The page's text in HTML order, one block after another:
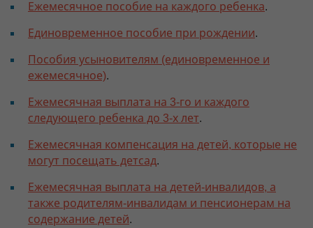
Ежемесячное пособие на каждого ребенка.
Единовременное пособие при рождении.
Пособия усыновителям (единовременное и
ежемесячное).
Ежемесячная выплата на 3-го и каждого
следующего ребенка до 3-х лет.
Ежемесячная компенсация на детей, которые не
могут посещать детсад.
Ежемесячная выплата на детей-инвалидов, а
также родителям-инвалидам и пенсионерам на
содержание детей.